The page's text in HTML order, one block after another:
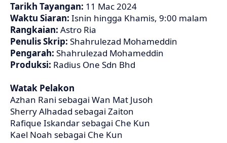
Tarikh Tayangan: 11 Mac 2024
Waktu Siaran: Isnin hingga Khamis, 9:00 malam
Rangkaian: Astro Ria
Penulis Skrip: Shahrulezad Mohameddin
Pengarah: Shahrulezad Mohameddin
Produksi: Radius One Sdn Bhd
Watak Pelakon
Azhan Rani sebagai Wan Mat Jusoh
Sherry Alhadad sebagai Zaiton
Rafique Iskandar sebagai Che Kun
Kael Noah sebagai Che Kun